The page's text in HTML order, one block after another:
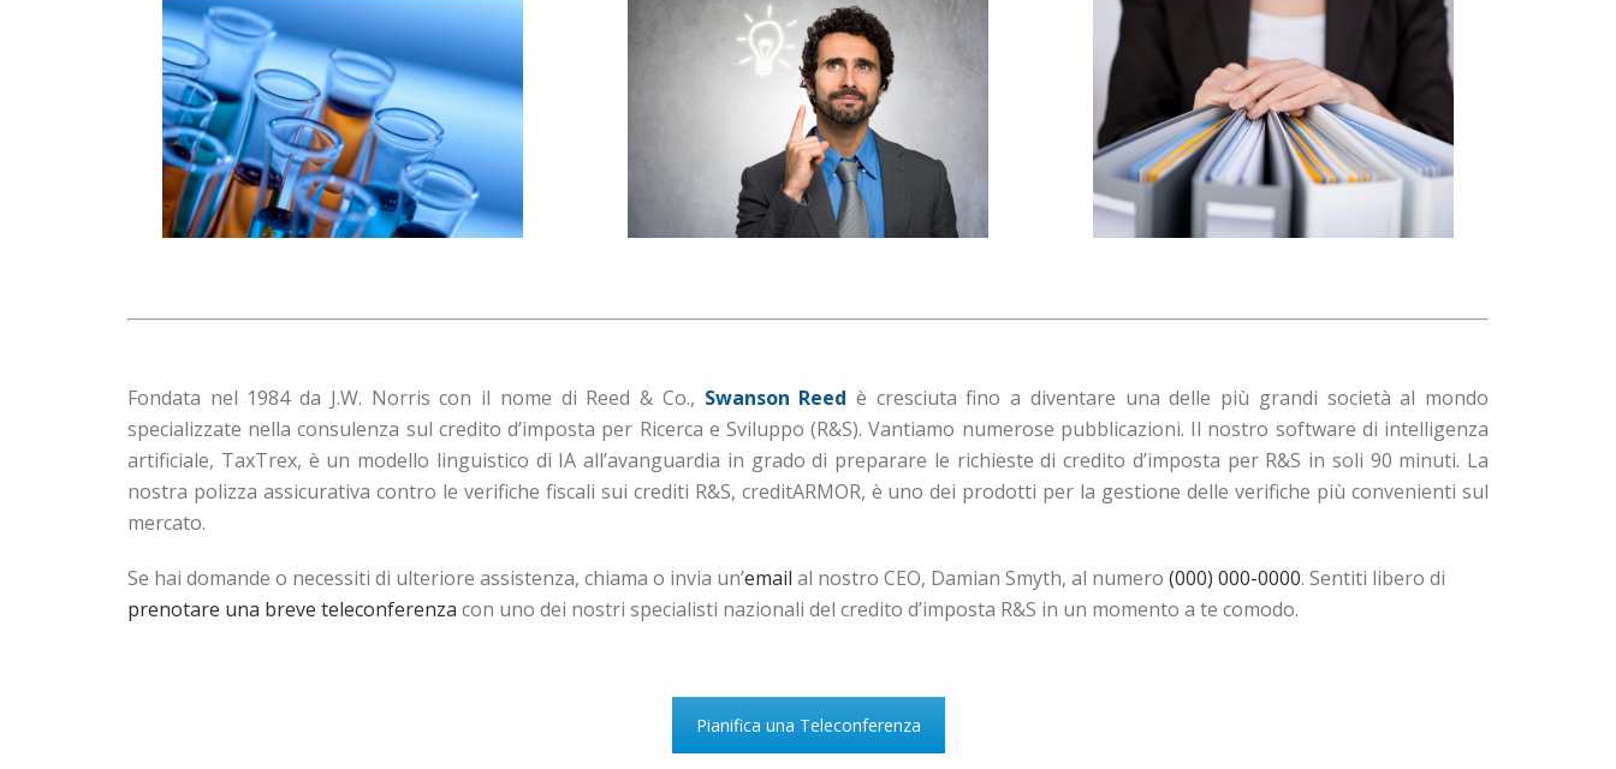
Fondata nel 1984 da J.W. Norris con il nome di Reed & Co., Swanson Reed è cresciuta fino a diventare una delle più grandi società al mondo
specializzate nella consulenza sul credito d’imposta per Ricerca e Sviluppo (R&S). Vantiamo numerose pubblicazioni. Il nostro software di intelligenza
artificiale, TaxTrex, è un modello linguistico di IA all’avanguardia in grado di preparare le richieste di credito d’imposta per R&S in soli 90 minuti. La
nostra polizza assicurativa contro le verifiche fiscali sui crediti R&S, creditARMOR, è uno dei prodotti per la gestione delle verifiche più convenienti sul
mercato.
Se hai domande o necessiti di ulteriore assistenza, chiama o invia un’email al nostro CEO, Damian Smyth, al numero (000) 000-0000. Sentiti libero di
prenotare una breve teleconferenza con uno dei nostri specialisti nazionali del credito d’imposta R&S in un momento a te comodo.
Pianifica una Teleconferenza